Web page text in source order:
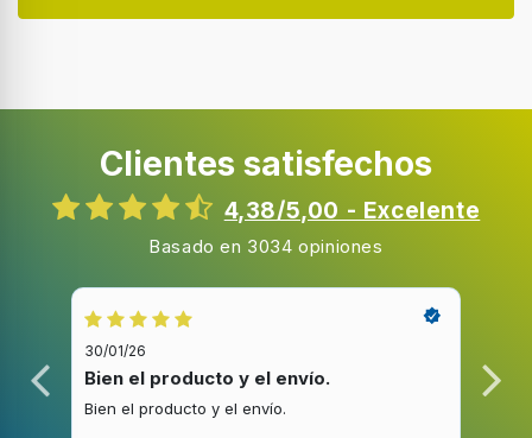
Sistema de filtración
Método de separación de la suciedad
Diseño
Color del producto
Azul, Gris
Tipo de depósito
Clientes satisfechos
4,38/5,00 - Excelente
Basado en 3034 opiniones
30/01/26
Bien el producto y el envío.
Bien el producto y el envío.